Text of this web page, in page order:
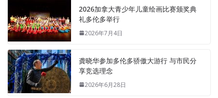
2026加拿大青少年儿童绘画比赛颁奖典
礼多伦多举行
2026年7月4日
龚晓华参加多伦多骄傲大游行 与市民分
享竞选理念
2026年6月28日